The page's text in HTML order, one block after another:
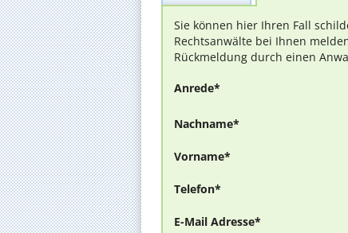
Sie können hier Ihren Fall
Rechtsanwälte bei Ihnen
Rückmeldung durch einen
Anrede*
Nachname*
Vorname*
Telefon*
E-Mail Adresse*